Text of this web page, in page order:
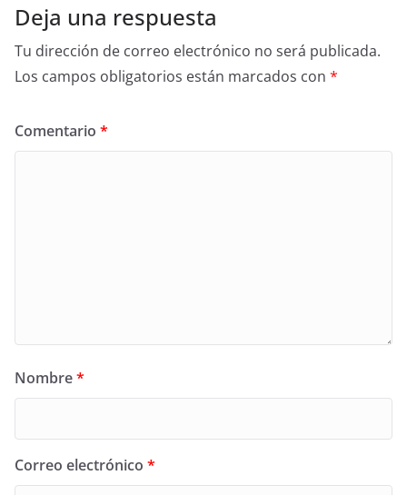
Deja una respuesta
Tu dirección de correo electrónico no será publicada.
Los campos obligatorios están marcados con *
Comentario *
Nombre*
Correo electrónico *